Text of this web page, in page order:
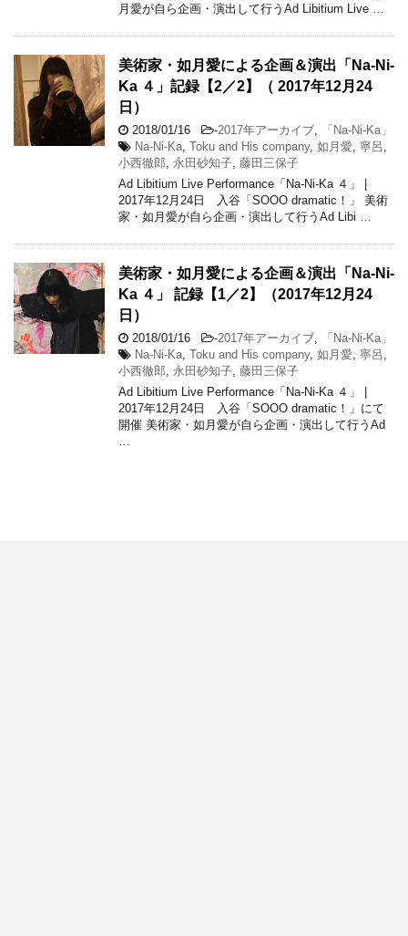
月愛が自ら企画・演出して行うAd Libitium Live …
美術家・如月愛による企画＆演出「Na-Ni-
Ka ４」記録【2／2】（ 2017年12月24
日）
2018/01/16 -2017年アーカイブ
「Na-Ni-Ka」
Na-Ni-Ka Toku and His company, 如月愛 寧呂
小西徹郎 永田砂知子 藤田三保子
Ad Libitium Live Performance「Na-Ni-Ka ４」 |
2017年12月24日 入谷「SOOO dramatic！」 美術
家・如月愛が自ら企画・演出して行うAd Libi …
美術家・如月愛による企画＆演出「Na-Ni-
Ka ４」 記録【1／2】（2017年12月24
日）
2018/01/16 -2017年アーカイブ
「Na-Ni-Ka」
Na-Ni-Ka Toku and His company, 如月愛 寧呂
小西徹郎 永田砂知子 藤田三保子
Ad Libitium Live Performance「Na-Ni-Ka ４」 |
2017年12月24日 入谷「SOOO dramatic！」にて
開催 美術家・如月愛が自ら企画・演出して行うAd